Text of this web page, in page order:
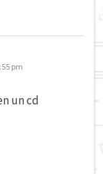
pm
un cd